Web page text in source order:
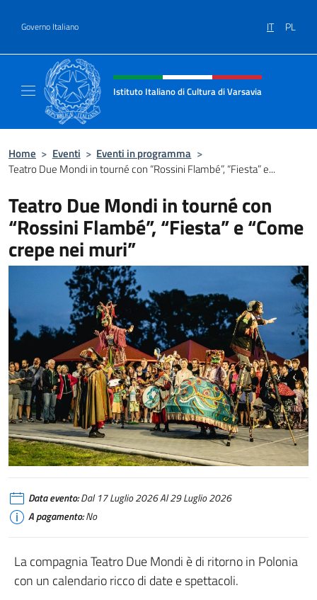
Governo Italiano IT PL
Intestazione sito, social e menù
Istituto Italiano di Cultura di Varsavia
Home > Eventi > Eventi in programma >
Teatro Due Mondi in tourné con “Rossini Flambé”, “Fiesta” e...
Teatro Due Mondi in tourné con
“Rossini Flambé”, “Fiesta” e “Come
crepe nei muri”
Data evento:Dal 17 Luglio 2026 Al 29 Luglio 2026
A pagamento:No
La compagnia Teatro Due Mondi è di ritorno in Polonia
con un calendario ricco di date e spettacoli.